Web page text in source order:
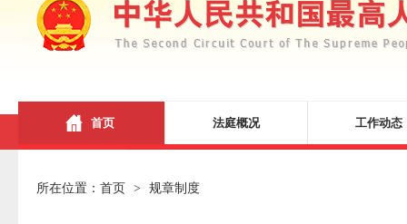
首页 法庭概况 工作动态
所在位置： 首页 > 规章制度